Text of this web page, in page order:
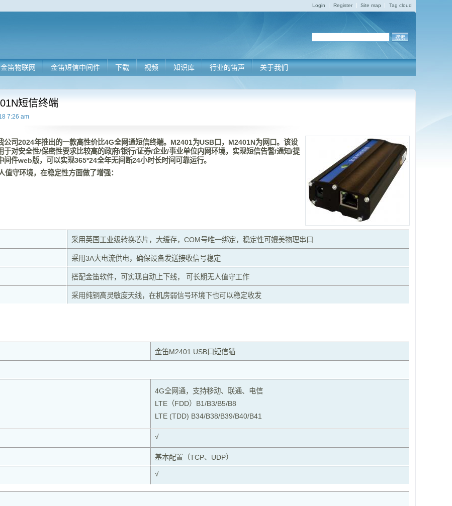
Tag cloud
Site map
Register
Login
金笛物联网 金笛短信中间件 下载 视频 知识库 行业的笛声 关于我们
短信终端
7:26 am
公司2024年推出的一款高性价比4G全网通短信终端。M2401为USB口，M2401N为网口。该设
于对安全性/保密性要求比较高的政府/银行/证券/企业/事业单位内网环境，实现短信告警/通知/提
间件web版，可以实现365*24全年无间断24小时长时间可靠运行。
守环境，在稳定性方面做了增强：
采用英国工业级转换芯片，大缓存，COM号唯一绑定，稳定性可媲美物理串口
采用3A大电流供电，确保设备发送接收信号稳定
搭配金笛软件，可实现自动上下线， 可长期无人值守工作
采用纯铜高灵敏度天线，在机房弱信号环境下也可以稳定收发
金笛M2401 USB口短信猫
4G全网通，支持移动、联通、电信
LTE（FDD）B1/B3/B5/B8
LTE (TDD) B34/B38/B39/B40/B41
√
基本配置（TCP、UDP）
√